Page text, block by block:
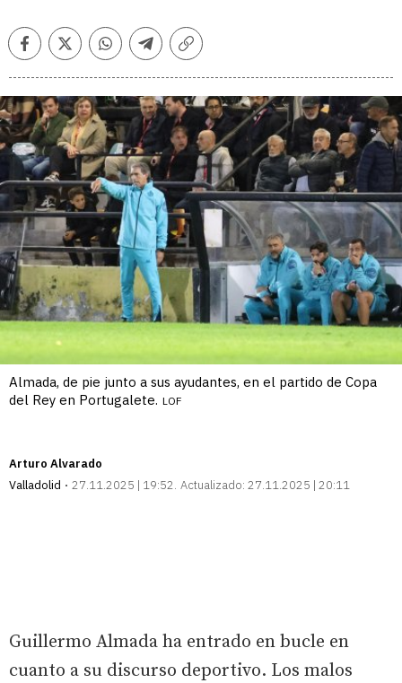
FacebookTwitterWhatsappTelegramCopiar
Almada, de pie junto a sus ayudantes, en el partido de Copa
del Rey en Portugalete. LOF
Arturo Alvarado
Valladolid
27.11.2025 | 19:52 Actualizado: 27.11.2025 | 20:11
Guillermo Almada ha entrado en bucle en
cuanto a su discurso deportivo. Los malos